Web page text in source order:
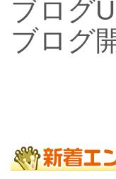
ブログ
ブログ